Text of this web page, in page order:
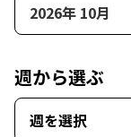
2026年 10月
週から選ぶ
週を選択